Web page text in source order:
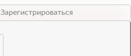
Зарегистрироваться